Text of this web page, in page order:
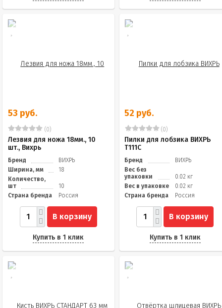
53 руб.
(0)
Лезвия для ножа 18мм., 10
шт., Вихрь
Бренд
ВИХРЬ
Ширина, мм
18
Количество,
шт
10
Страна бренда
Россия
В корзину
Купить в 1 клик
52 руб.
(0)
Пилки для лобзика ВИХРЬ
Т111C
Бренд
ВИХРЬ
Вес без
упаковки
0.02 кг
Вес в упаковке
0.02 кг
Страна бренда
Россия
В корзину
Купить в 1 клик